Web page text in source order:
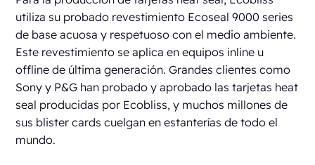
utiliza su probado revestimiento Ecoseal 9000 series
de base acuosa y respetuoso con el medio ambiente.
Este revestimiento se aplica en equipos inline u
offline de última generación. Grandes clientes como
Sony y P&G han probado y aprobado las tarjetas heat
seal producidas por Ecobliss, y muchos millones de
sus blister cards cuelgan en estanterías de todo el
mundo.